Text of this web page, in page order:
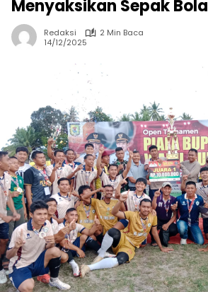
Menyaksikan Sepak Bola
Redaksi
2 Min Baca
14/12/2025